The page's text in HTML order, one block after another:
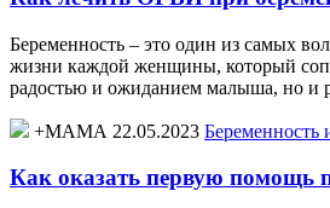
Беременность – это один из самых
жизни каждой женщины, который
радостью и ожиданием малыша, но и
+МАМА 22.05.2023 Беременность
Как оказать первую помощь